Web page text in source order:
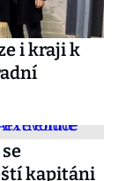
i kraji k
kapitáni